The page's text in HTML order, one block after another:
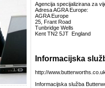
Agencija specijalizirana za
Adresa AGRA Europe:
AGRA Europe
25, Frant Road
Tunbridge Wells
Kent TN2 5JT England
Informacijska
http://
Informacijska služba